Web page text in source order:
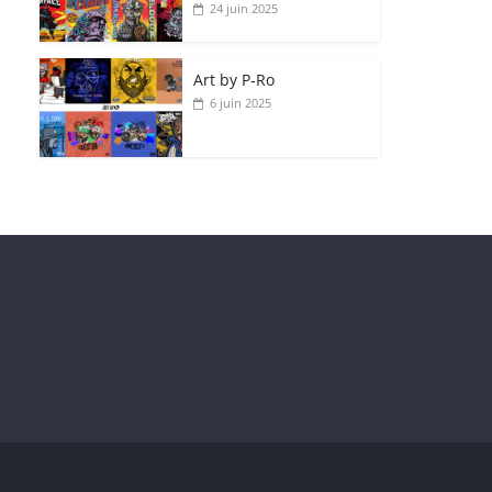
24 juin 2025
Art by P‑Ro
6 juin 2025